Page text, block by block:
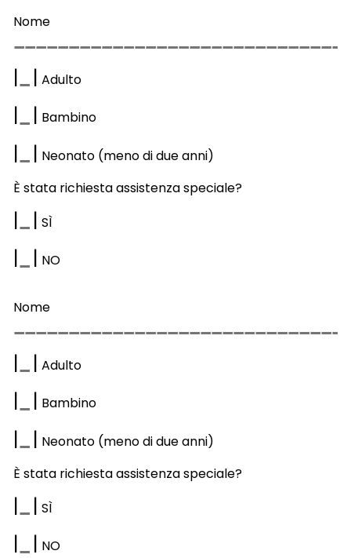
Nome
| | Adulto
| | Bambino
| | Neonato (meno di due anni)
È stata richiesta assistenza speciale?
| | SÌ
| | NO
Nome
| | Adulto
| | Bambino
| | Neonato (meno di due anni)
È stata richiesta assistenza speciale?
| | SÌ
| | NO